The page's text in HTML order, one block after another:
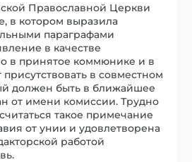
Православной Церкви
в котором выразила
параграфами
в качестве
в принятое коммюнике и в
в совместном
должен быть в ближайшее
от имени комиссии. Трудно
такое примечание
от унии и удовлетворена
работой